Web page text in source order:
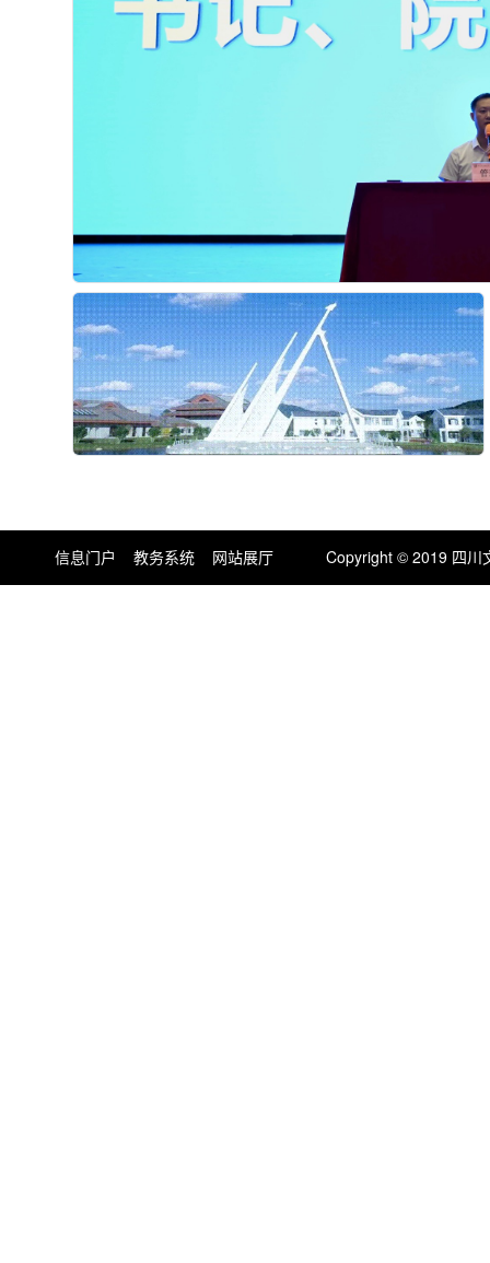
信息门户 教务系统 网站展厅 Copyright © 2019 四川文